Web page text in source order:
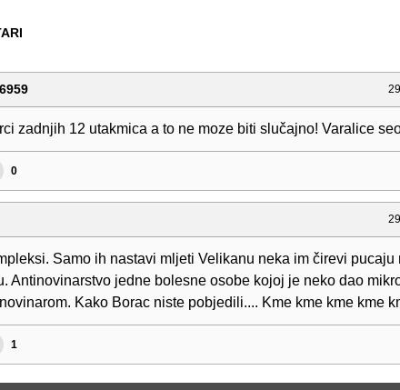
zadnjih 12 utakmica a to ne moze biti slučajno! Varalice
0
Samo ih nastavi mljeti Velikanu neka im čirevi pucaju
Antinovinarstvo jedne bolesne osobe kojoj je neko dao
Kako Borac niste pobjedili.... Kme kme kme kme
1